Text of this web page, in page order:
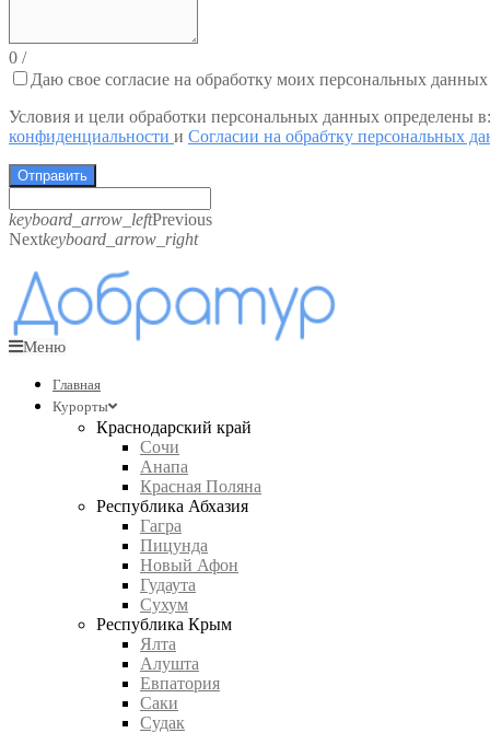
0 /
Даю свое согласие на обработку моих персональных данных
Условия и цели обработки персональных данных определены
конфиденциальности и Согласии на обрабтку персональных
Отправить
keyboard_arrow_leftPrevious
Nextkeyboard_arrow_right
Меню
Главная
Курорты
Краснодарский край
Сочи
Анапа
Красная Поляна
Республика Абхазия
Гагра
Пицунда
Новый Афон
Гудаута
Сухум
Республика Крым
Ялта
Алушта
Евпатория
Саки
Судак